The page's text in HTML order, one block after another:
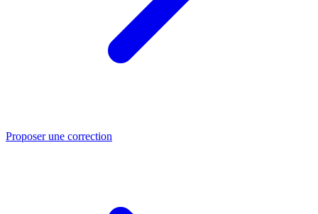
Proposer une correction